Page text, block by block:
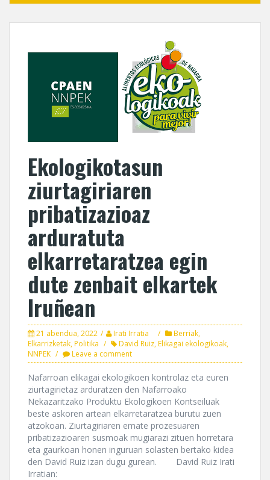
Ekologikotasun
ziurtagiriaren
pribatizazioaz
arduratuta
elkarretaratzea egin
dute zenbait elkartek
Iruñean
21 abendua, 2022 Irati Irratia Berriak,
Elkarrizketak,Politika David Ruiz,Elikagai ekologikoak,
NNPEK
Leave a comment
Nafarroan elikagai ekologikoen kontrolaz eta euren
ziurtagirietaz arduratzen den Nafarroako
Nekazaritzako Produktu Ekologikoen Kontseiluak
beste askoren artean elkarretaratzea burutu zuen
atzokoan. Ziurtagiriaren emate prozesuaren
pribatizazioaren susmoak mugiarazi zituen horretara
eta gaurkoan honen inguruan solasten bertako kidea
den David Ruiz izan dugu gurean. David Ruiz Irati
Irratian: